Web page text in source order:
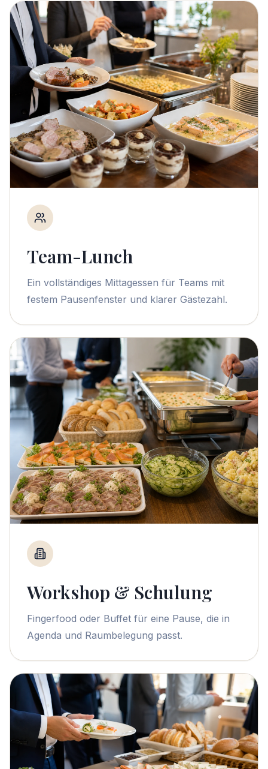
Team-Lunch
Ein vollständiges Mittagessen für Teams mit
festem Pausenfenster und klarer Gästezahl.
Workshop & Schulung
Fingerfood oder Buffet für eine Pause, die in
Agenda und Raumbelegung passt.